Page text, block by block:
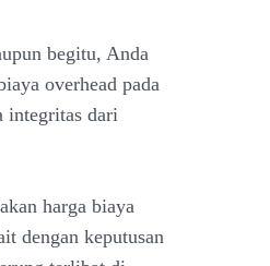
begitu, Anda
overhead pada
integritas dari
harga biaya
dengan keputusan